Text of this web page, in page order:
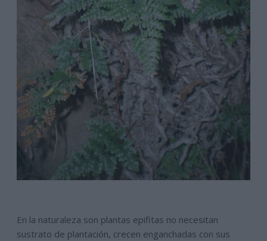
En la naturaleza son plantas epifitas no necesitan
sustrato de plantación, crecen enganchadas con sus